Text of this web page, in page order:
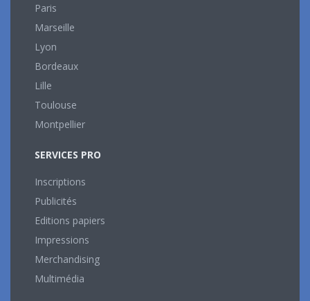
Paris
Marseille
Lyon
Bordeaux
Lille
Toulouse
Montpellier
SERVICES PRO
Inscriptions
Publicités
Editions papiers
Impressions
Merchandising
Multimédia